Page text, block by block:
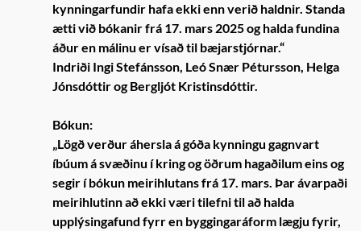
kynningarfundir hafa ekki enn verið haldnir. Standa
ætti við bókanir frá 17. mars 2025 og halda fundina
áður en málinu er vísað til bæjarstjórnar.“
Indriði Ingi Stefánsson, Leó Snær Pétursson, Helga
Jónsdóttir og Bergljót Kristinsdóttir.
Bókun:
„Lögð verður áhersla á góða kynningu gagnvart
íbúum á svæðinu í kring og öðrum hagaðilum eins og
segir í bókun meirihlutans frá 17. mars. Þar ávarpaði
meirihlutinn að ekki væri tilefni til að halda
upplýsingafund fyrr en byggingaráform lægju fyrir,